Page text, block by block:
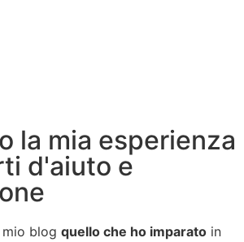
la mia esperienza
d'aiuto e
blog quello che ho imparatoin